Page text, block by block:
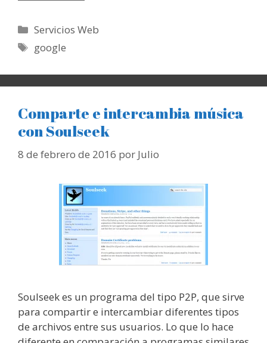
Categorías
Servicios Web
Etiquetas
google
Comparte e intercambia música
con Soulseek
8 de febrero de 2016 por Julio
Soulseek es un programa del tipo P2P, que sirve
para compartir e intercambiar diferentes tipos
de archivos entre sus usuarios. Lo que lo hace